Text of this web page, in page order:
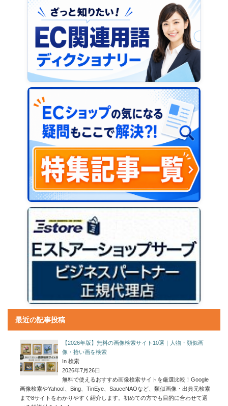
最近の記事投稿
【2026年版】無料の画像検索サイト10選｜人物・類似画
像・拾い画を検索
In 検索
2026年7月26日
無料で使えるおすすめ画像検索サイトを厳選比較！Google
画像検索やYahoo!、Bing、TinEye、SauceNAOなど、類似画像・出典元検索
まで8サイトをわかりやすく紹介します。初めての方でも目的に合わせて選